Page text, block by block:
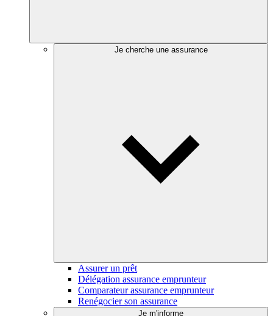
Je cherche une assurance
Assurer un prêt
Délégation assurance emprunteur
Comparateur assurance emprunteur
Renégocier son assurance
Je m'informe